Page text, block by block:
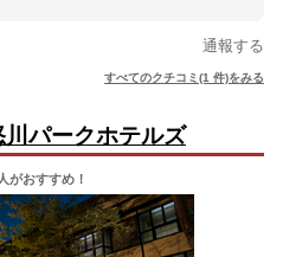
通報する
すべてのクチコミ(1 件)をみる
パークホテルズ
がおすすめ！